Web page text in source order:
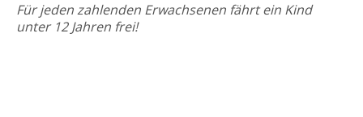
Für jeden zahlenden Erwachsenen fährt ein Kind
unter 12 Jahren frei!